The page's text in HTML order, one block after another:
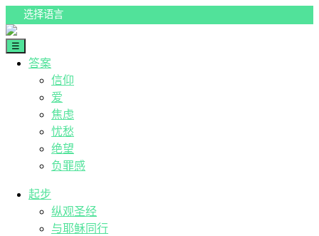
Skip
to
content
人生答案
☰
答案
信仰
爱
焦虑
忧愁
绝望
负罪感
起步
纵观圣经
与耶稣同行